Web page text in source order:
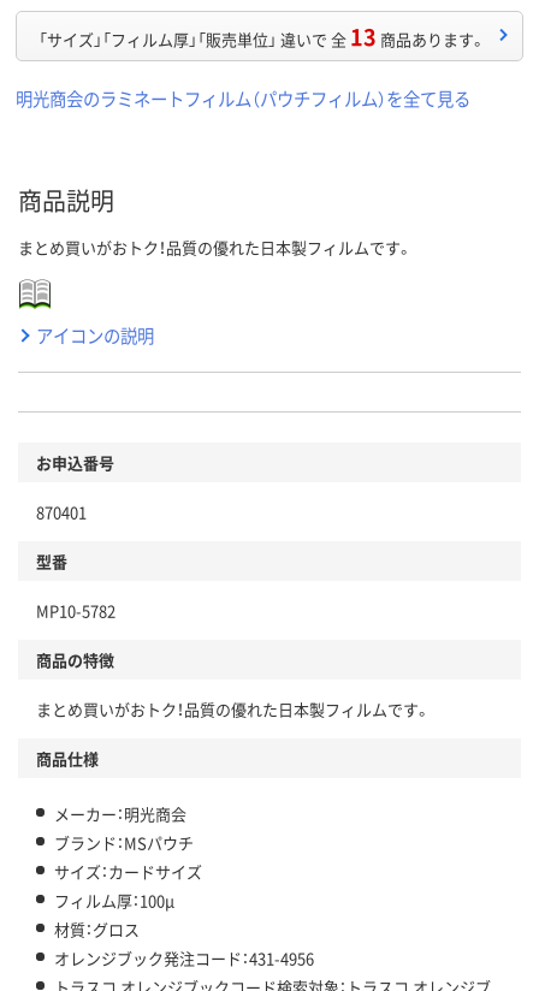
「サイズ」「フィルム厚」「販売単位」 違いで 全 13 商品あります。
明光商会のラミネートフィルム（パウチフィルム）を全て見る
商品説明
まとめ買いがおトク！品質の優れた日本製フィルムです。
アイコンの説明
お申込番号
870401
型番
MP10-5782
商品の特徴
まとめ買いがおトク！品質の優れた日本製フィルムです。
商品仕様
メーカー：明光商会
ブランド：MSパウチ
サイズ：カードサイズ
フィルム厚：100μ
材質：グロス
オレンジブック発注コード：431-4956